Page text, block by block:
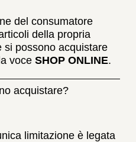
del consumatore
della propria
si possono acquistare
voce SHOP ONLINE.
acquistare?
limitazione è legata